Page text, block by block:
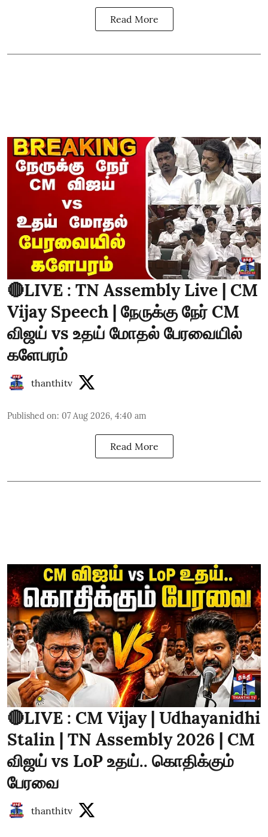
Read More
🔴LIVE : TN Assembly Live | CM
Vijay Speech | நேருக்கு நேர் CM
விஜய் vs உதய் மோதல் பேரவையில்
களேபரம்
thanthitv
Published on: 07 Aug 2026, 4:40 am
Read More
🔴LIVE : CM Vijay | Udhayanidhi
Stalin | TN Assembly 2026 | CM
விஜய் vs LoP உதய்.. கொதிக்கும்
பேரவை
thanthitv